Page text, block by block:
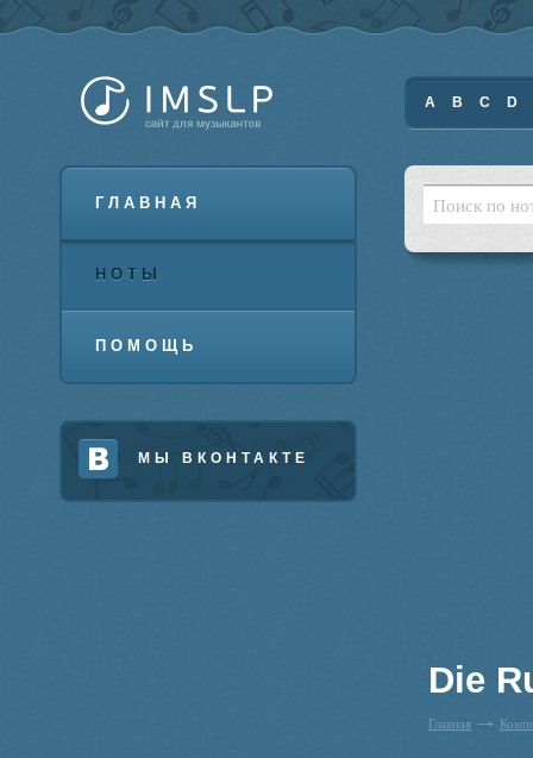
ГЛАВНАЯ
НОТЫ
ПОМОЩЬ
МЫ ВКОНТАКТЕ
A B C D
Die
Главная